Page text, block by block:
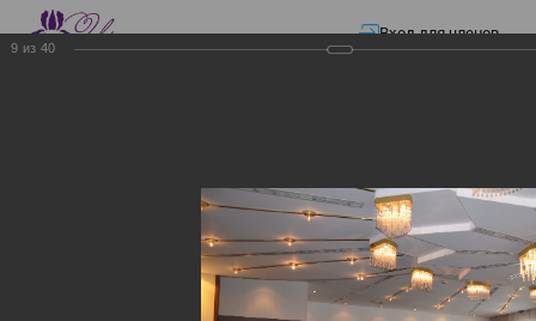
Вход для членов
Презентации—Изменения в трудовом и налоговом
законодательстве: Обязательное медицинское страхование, всеобщее
налоговое декларирование, изменения в налоговом законодательстве
2017 года в части ИПН и СН
9 из 40